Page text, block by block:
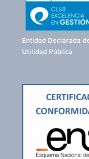
Entidad Declarada
Utilidad Pública